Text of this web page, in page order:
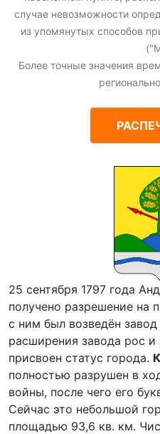
случае невозможности
из упомянутых способов
Более точные значения
25 сентября 1797 года
получено разрешение на
с ним был возведён
расширения завода рос и
присвоен статус города.
полностью разрушен в
войны, после чего его
Сейчас это небольшой
площадью 93,6 кв. км.